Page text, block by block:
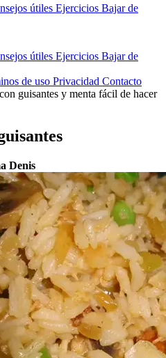
útiles Ejercicios Bajar de
útiles Ejercicios Bajar de
de uso Privacidad Contacto
guisantes y menta fácil de hacer
Denis